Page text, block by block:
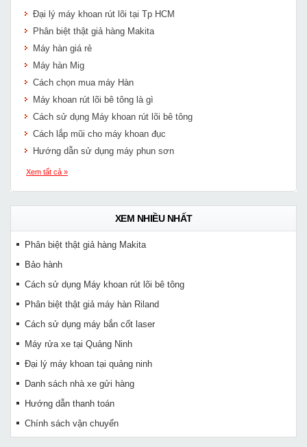
Đại lý máy khoan rút lõi tại Tp HCM
Phân biệt thật giả hàng Makita
Máy hàn giá rẻ
Máy hàn Mig
Cách chọn mua máy Hàn
Máy khoan rút lõi bê tông là gì
Cách sử dụng Máy khoan rút lõi bê tông
Cách lắp mũi cho máy khoan đục
Hướng dẫn sử dụng máy phun sơn
Xem tất cả »
XEM NHIỀU NHẤT
Phân biệt thật giả hàng Makita
Bảo hành
Cách sử dụng Máy khoan rút lõi bê tông
Phân biệt thật giả máy hàn Riland
Cách sử dụng máy bắn cốt laser
Máy rửa xe tại Quảng Ninh
Đại lý máy khoan tại quảng ninh
Danh sách nhà xe gửi hàng
Hướng dẫn thanh toán
Chính sách vận chuyển